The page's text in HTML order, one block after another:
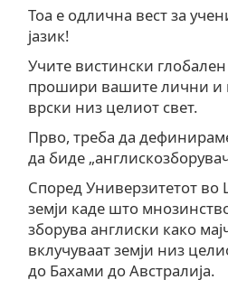
Тоа е одлична вест за
јазик!
Учите вистински глобален
прошири вашите лични и
врски низ целиот свет.
Прво, треба да
да биде
Според Универзитетот
земји каде што
зборува англиски како
вклучуваат земји низ
до Бахами до Австралија.